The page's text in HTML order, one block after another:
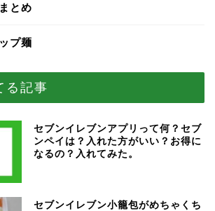
とめ
プ麺
る記事
セブンイレブンアプリって何？セブ
ンペイは？入れた方がいい？お得に
なるの？入れてみた。
セブンイレブン小籠包がめちゃくち